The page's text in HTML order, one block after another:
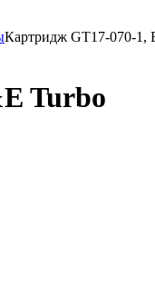
Картридж GT17-070-1,
Turbo